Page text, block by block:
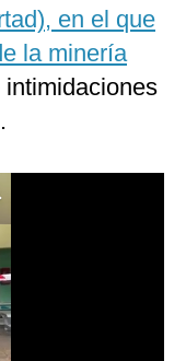
en el que
la minería